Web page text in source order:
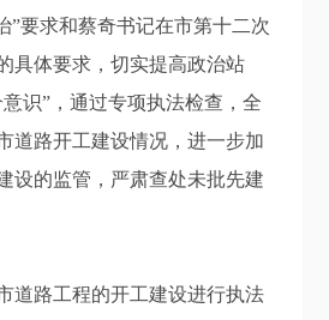
”要求和蔡奇书记在市第十二次
具体要求，切实提高政治站
识”，通过专项执法检查，全
道路开工建设情况，进一步加
设的监管，严肃查处未批先建
路工程的开工建设进行执法